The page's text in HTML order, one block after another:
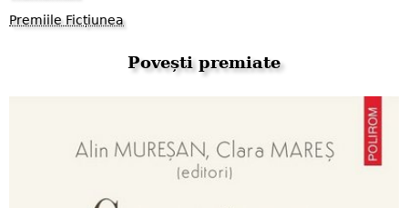
Premiile Ficțiunea
Povești premiate